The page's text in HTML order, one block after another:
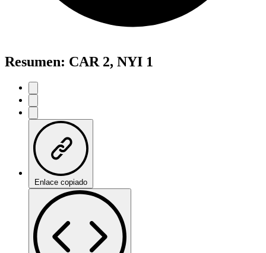
Resumen: CAR 2, NYI 1
Enlace copiado